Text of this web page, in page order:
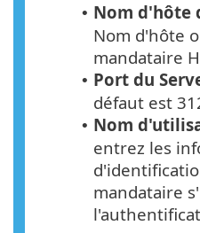
• Nom d'hôte
Nom d'hôte
mandataire
• Port du
défaut est
• Nom
entrez les
mandataire